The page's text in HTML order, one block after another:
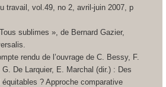
travail, vol.49, no 2, avril-juin 2007, p
sublimes », de Bernard Gazier,
rendu de l’ouvrage de C. Bessy, F.
De Larquier, E. Marchal (dir.) : Des
? Approche comparative